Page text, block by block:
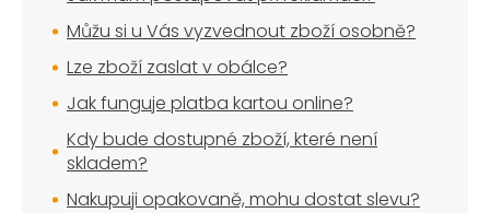
Můžu si u Vás vyzvednout zboží osobně?
Lze zboží zaslat v obálce?
Jak funguje platba kartou online?
Kdy bude dostupné zboží, které není
skladem?
Nakupuji opakovaně, mohu dostat slevu?